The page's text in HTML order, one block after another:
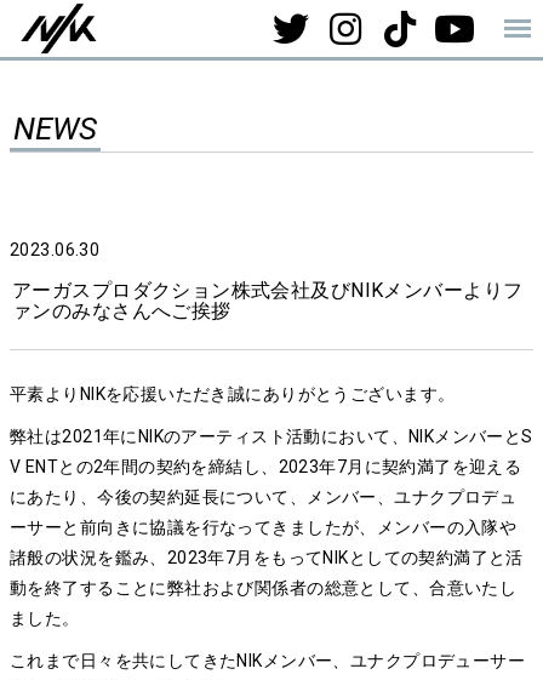
NEWS
2023.06.30
アーガスプロダクション株式会社及びNIKメンバーよりフ
ァンのみなさんへご挨拶
平素よりNIKを応援いただき誠にありがとうございます。
弊社は2021年にNIKのアーティスト活動において、NIKメンバーとS
V ENTとの2年間の契約を締結し、2023年7月に契約満了を迎える
にあたり、今後の契約延長について、メンバー、ユナクプロデュ
ーサーと前向きに協議を行なってきましたが、メンバーの入隊や
諸般の状況を鑑み、2023年7月をもってNIKとしての契約満了と活
動を終了することに弊社および関係者の総意として、合意いたし
ました。
これまで日々を共にしてきたNIKメンバー、ユナクプロデューサー